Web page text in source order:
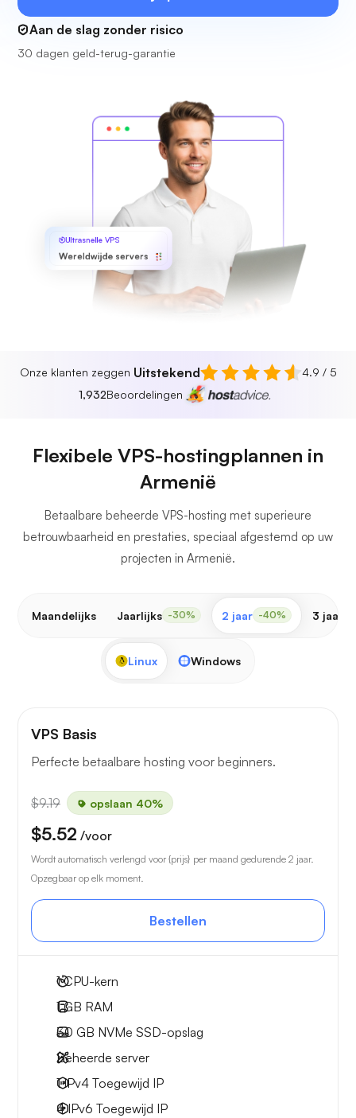
Aan de slag zonder risico
30 dagen geld-terug-garantie
Ultrasnelle VPS
Wereldwijde servers
Onze klanten zeggen Uitstekend
4.9 / 5
1,932Beoordelingen
Flexibele VPS-hostingplannen in
Armenië
Betaalbare beheerde VPS-hosting met superieure
betrouwbaarheid en prestaties, speciaal afgestemd op uw
projecten in Armenië.
Maandelijks Jaarlijks -30% 2 jaar -40% 3 jaar
Linux Windows
VPS Basis
Perfecte betaalbare hosting voor beginners.
$9.19 opslaan 40%
$5.52 /voor
Wordt automatisch verlengd voor {prijs} per maand gedurende 2 jaar.
Opzegbaar op elk moment.
Bestellen
1CPU-kern
1 GB RAM
30 GB NVMe SSD-opslag
Beheerde server
1 IPv4 Toegewijd IP
4 IPv6 Toegewijd IP